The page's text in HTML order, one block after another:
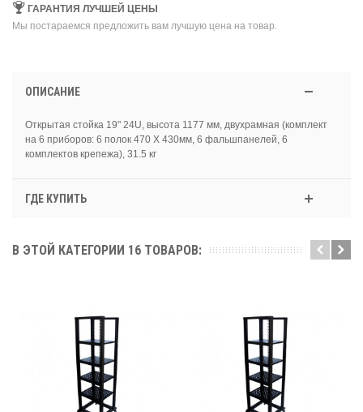
ГАРАНТИЯ ЛУЧШЕЙ ЦЕНЫ
Мы постараемся предложить вам лучшую цена на товар.
ОПИСАНИЕ
Открытая стойка 19" 24U, высота 1177 мм, двухрамная (комплект
на 6 приборов: 6 полок 470 Х 430мм, 6 фальшпанелей, 6
комплектов крепежа), 31.5 кг
ГДЕ КУПИТЬ
В ЭТОЙ КАТЕГОРИИ 16 ТОВАРОВ: